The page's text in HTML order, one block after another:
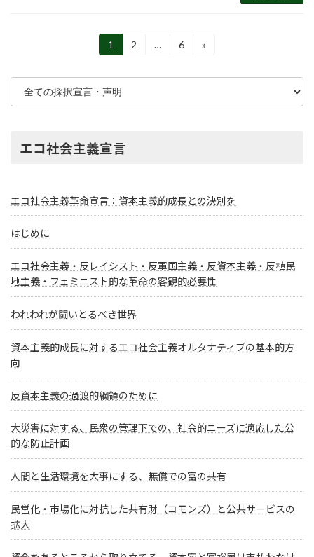
の
ー
り
固
定
ー
1
固
2 …
固
6 »
エコ社会主義宣言
エコ社会主義革命宣言：資本主義的成長との決別を
はじめに
エコ社会主義・反レイシスト・反軍国主義・反資本主義・反植民
地主義・フェミニスト的な革命の客観的必要性
われわれが闘いとるべき世界
資本主義的成長に対するエコ社会主義オルタナティブの基本的方
向
反資本主義の過渡的綱領のために
大災害に対する、民衆の管理下での、社会的ニーズに適応した公
的な防止計画
人間と生活環境を大事にする、無償での富の共有
民営化・市場化に対抗した共有財（コモンズ）と公共サービスの
拡大